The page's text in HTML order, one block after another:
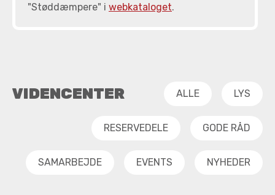
"Støddæmpere" i webkataloget.
VIDENCENTER ALLE LYS
RESERVEDELE GODE RÅD
SAMARBEJDE EVENTS NYHEDER